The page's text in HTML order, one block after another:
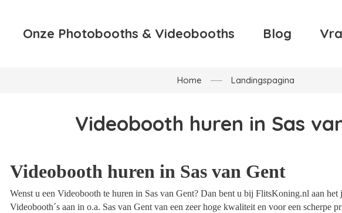
Onze Photobooths & Videobooths Blog
Home Landingspagina
Videobooth huren in Sas
Videobooth huren in Sas van Gent
Wenst u een Videobooth te huren in Sas van Gent? Dan bent u bij FlitsKoning.nl aan
Videobooth´s aan in o.a. Sas van Gent van een zeer hoge kwaliteit en voor een scherpe